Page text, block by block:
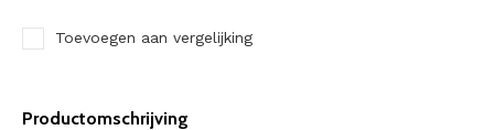
Toevoegen aan vergelijking
Productomschrijving